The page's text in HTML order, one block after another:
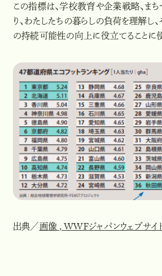
この指標は、学校教育や企業戦略、ま
り、わたしたちの暮らしの負荷を理解
の持続可能性の向上に役立てることに
出典／画像,WWFジャパンウェブサイ